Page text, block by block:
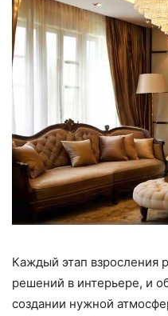
Каждый этап взросления
решений в интерьере, и
создании нужной